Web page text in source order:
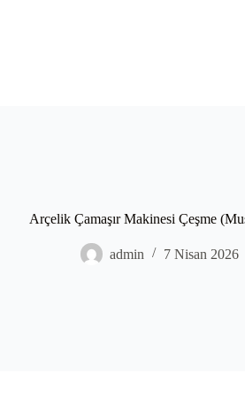
Arçelik Çamaşır Makinesi Çeşme
admin 7 Nisan 2026